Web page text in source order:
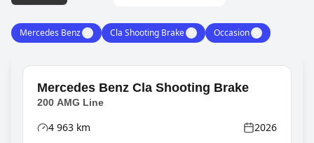
Mercedes Benz Cla Shooting Brake Occasion
Mercedes Benz Cla Shooting Brake
200 AMG Line
Kilométrage
4 963 km Année
2026